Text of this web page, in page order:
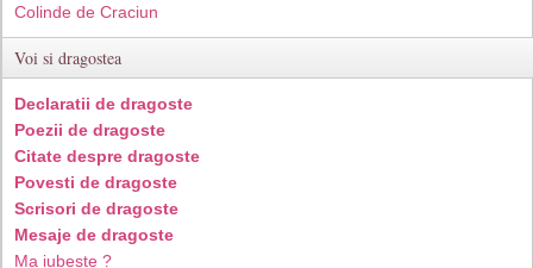
Colinde de Craciun
Voi si dragostea
Declaratii de dragoste
Poezii de dragoste
Citate despre dragoste
Povesti de dragoste
Scrisori de dragoste
Mesaje de dragoste
Ma iubeste ?